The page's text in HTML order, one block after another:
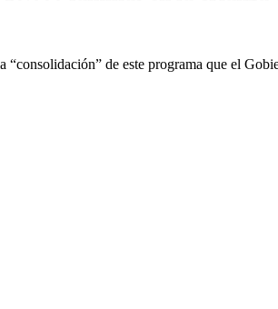
“consolidación” de este programa que el